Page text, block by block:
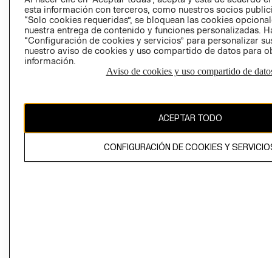
El contenido de esta página web está protegido por copyright y es
propiedad de H&M Hennes & Mauritz AB
esta información con terceros, como nuestros socios
“Solo cookies requeridas”, se bloquean las cookies
nuestra entrega de contenido y funciones personalizadas.
“Configuración de cookies y servicios” para personalizar
nuestro aviso de cookies y uso compartido de datos para
información.
Aviso de cookies y uso compartido de
ACEPTAR TODO
CONFIGURACIÓN DE COOKIES Y